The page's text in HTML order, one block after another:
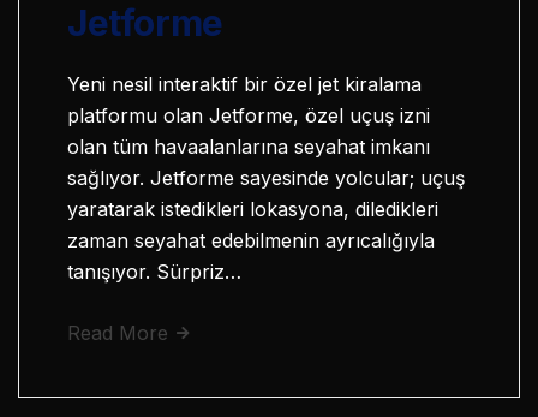
Jetforme
Yeni nesil interaktif bir özel jet kiralama
platformu olan Jetforme, özel uçuş izni
olan tüm havaalanlarına seyahat imkanı
sağlıyor. Jetforme sayesinde yolcular; uçuş
yaratarak istedikleri lokasyona, diledikleri
zaman seyahat edebilmenin ayrıcalığıyla
tanışıyor. Sürpriz…
Read More